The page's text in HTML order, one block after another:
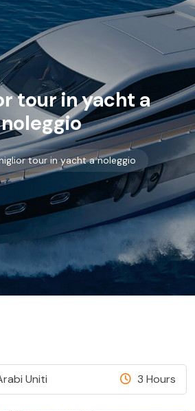
tour in yacht a
noleggio
tour in yacht a noleggio
Uniti 3 Hours